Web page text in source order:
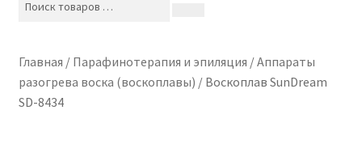
Главная / Парафинотерапия и эпиляция /Аппараты
разогрева воска (воскоплавы) / Воскоплав SunDream
SD-8434